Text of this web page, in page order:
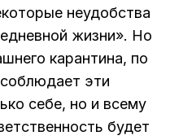
неудобства
жизни». Но
карантина, по
эти
себе, но и всему
будет